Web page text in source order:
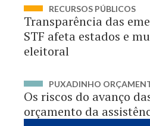
RECURSOS PÚBLICOS
Transparência das
STF afeta estados e
eleitoral
PUXADINHO
Os riscos do avanço
orçamento da